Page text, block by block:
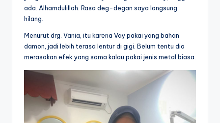
ada. Alhamdulillah. Rasa deg-degan saya langsung
hilang.
Menurut drg. Vania, itu karena Vay pakai yang bahan
damon, jadi lebih terasa lentur di gigi. Belum tentu dia
merasakan efek yang sama kalau pakai jenis metal biasa.